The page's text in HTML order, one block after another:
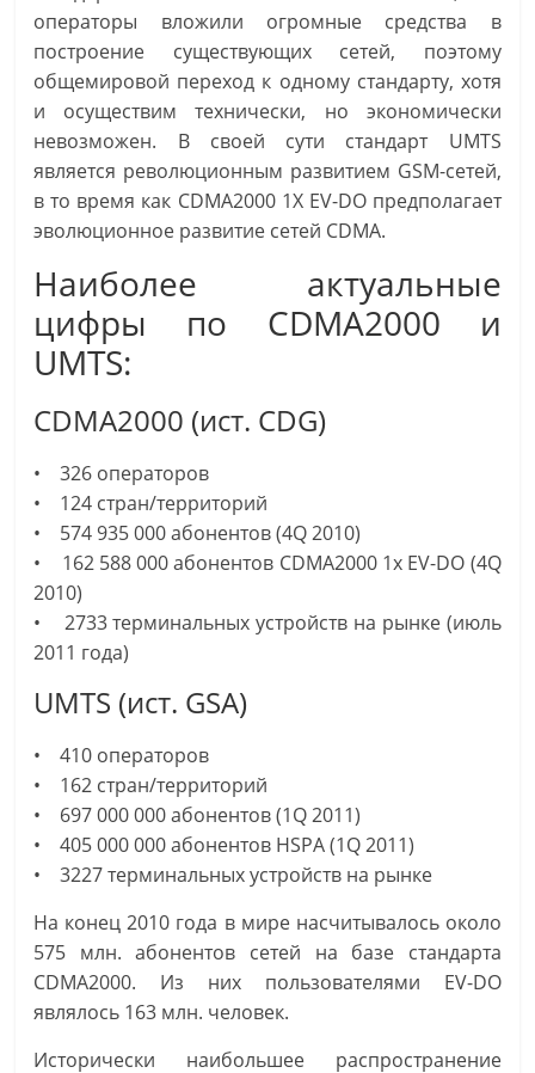
операторы вложили огромные средства в
построение существующих сетей, поэтому
общемировой переход к одному стандарту, хотя
и осуществим технически, но экономически
невозможен. В своей сути стандарт UMTS
является революционным развитием GSM-сетей,
в то время как CDMA2000 1X EV-DO предполагает
эволюционное развитие сетей CDMA.
Наиболее актуальные
цифры по CDMA2000 и
UMTS:
CDMA2000 (ист. CDG)
• 326 операторов
• 124 стран/территорий
• 574 935 000 абонентов (4Q 2010)
• 162 588 000 абонентов CDMA2000 1x EV-DO (4Q
2010)
• 2733 терминальных устройств на рынке (июль
2011 года)
UMTS (ист. GSA)
• 410 операторов
• 162 стран/территорий
• 697 000 000 абонентов (1Q 2011)
• 405 000 000 абонентов HSPA (1Q 2011)
• 3227 терминальных устройств на рынке
На конец 2010 года в мире насчитывалось около
575 млн. абонентов сетей на базе стандарта
CDMA2000. Из них пользователями EV-DO
являлось 163 млн. человек.
Исторически наибольшее распространение